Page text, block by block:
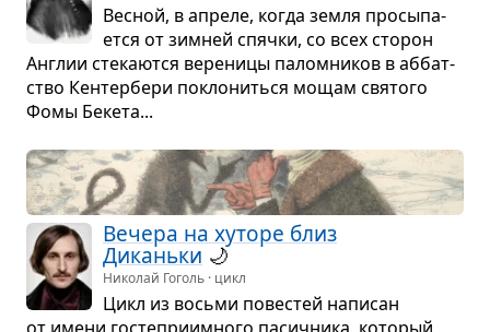
Вес­ной, в апреле, когда земля про­сы­па­
ется от зим­ней спячки, со всех сто­рон
Англии сте­ка­ются вере­ницы палом­ни­ков в аббат­
ство Кен­тер­бери покло­ниться мощам свя­того
Фомы Бекета...
Вечера на хуторе близ
Диканьки 🌙
Николай Гоголь · цикл
Цикл из восьми пове­стей напи­сан